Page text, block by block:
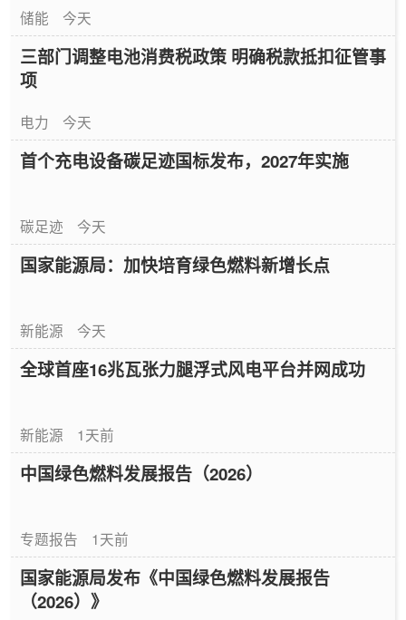
储能 今天
三部门调整电池消费税政策 明确税款抵扣征管事
项
电力 今天
首个充电设备碳足迹国标发布，2027年实施
碳足迹 今天
国家能源局：加快培育绿色燃料新增长点
新能源 今天
全球首座16兆瓦张力腿浮式风电平台并网成功
新能源 1天前
中国绿色燃料发展报告（2026）
专题报告 1天前
国家能源局发布《中国绿色燃料发展报告
（2026）》